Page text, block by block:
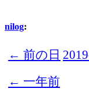
nilog:
← 前の日
← 一年前